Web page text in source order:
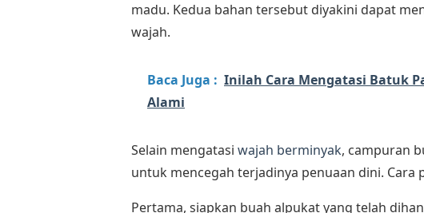
madu. Kedua bahan tersebut diyakini dapat
wajah.
Baca Juga : Inilah Cara Mengatasi Batuk
Alami
Selain mengatasi wajah berminyak, campuran
untuk mencegah terjadinya penuaan dini. Cara
Pertama, siapkan buah alpukat yang telah